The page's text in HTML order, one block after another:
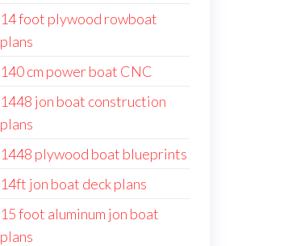
14 foot plywood rowboat
plans
140 cm power boat CNC
1448 jon boat construction
plans
1448 plywood boat blueprints
14ft jon boat deck plans
15 foot aluminum jon boat
plans